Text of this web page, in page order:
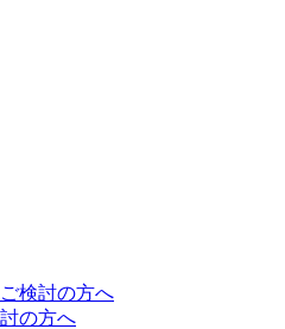
検討の方へ
の方へ